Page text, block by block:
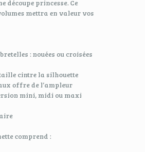
découpe princesse. Ce
mettra en valeur vos
: nouées ou croisées
cintre la silhouette
offre de l’ampleur
mini, midi ou maxi
comprend :